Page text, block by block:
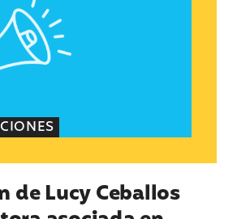
de Lucy Ceballos